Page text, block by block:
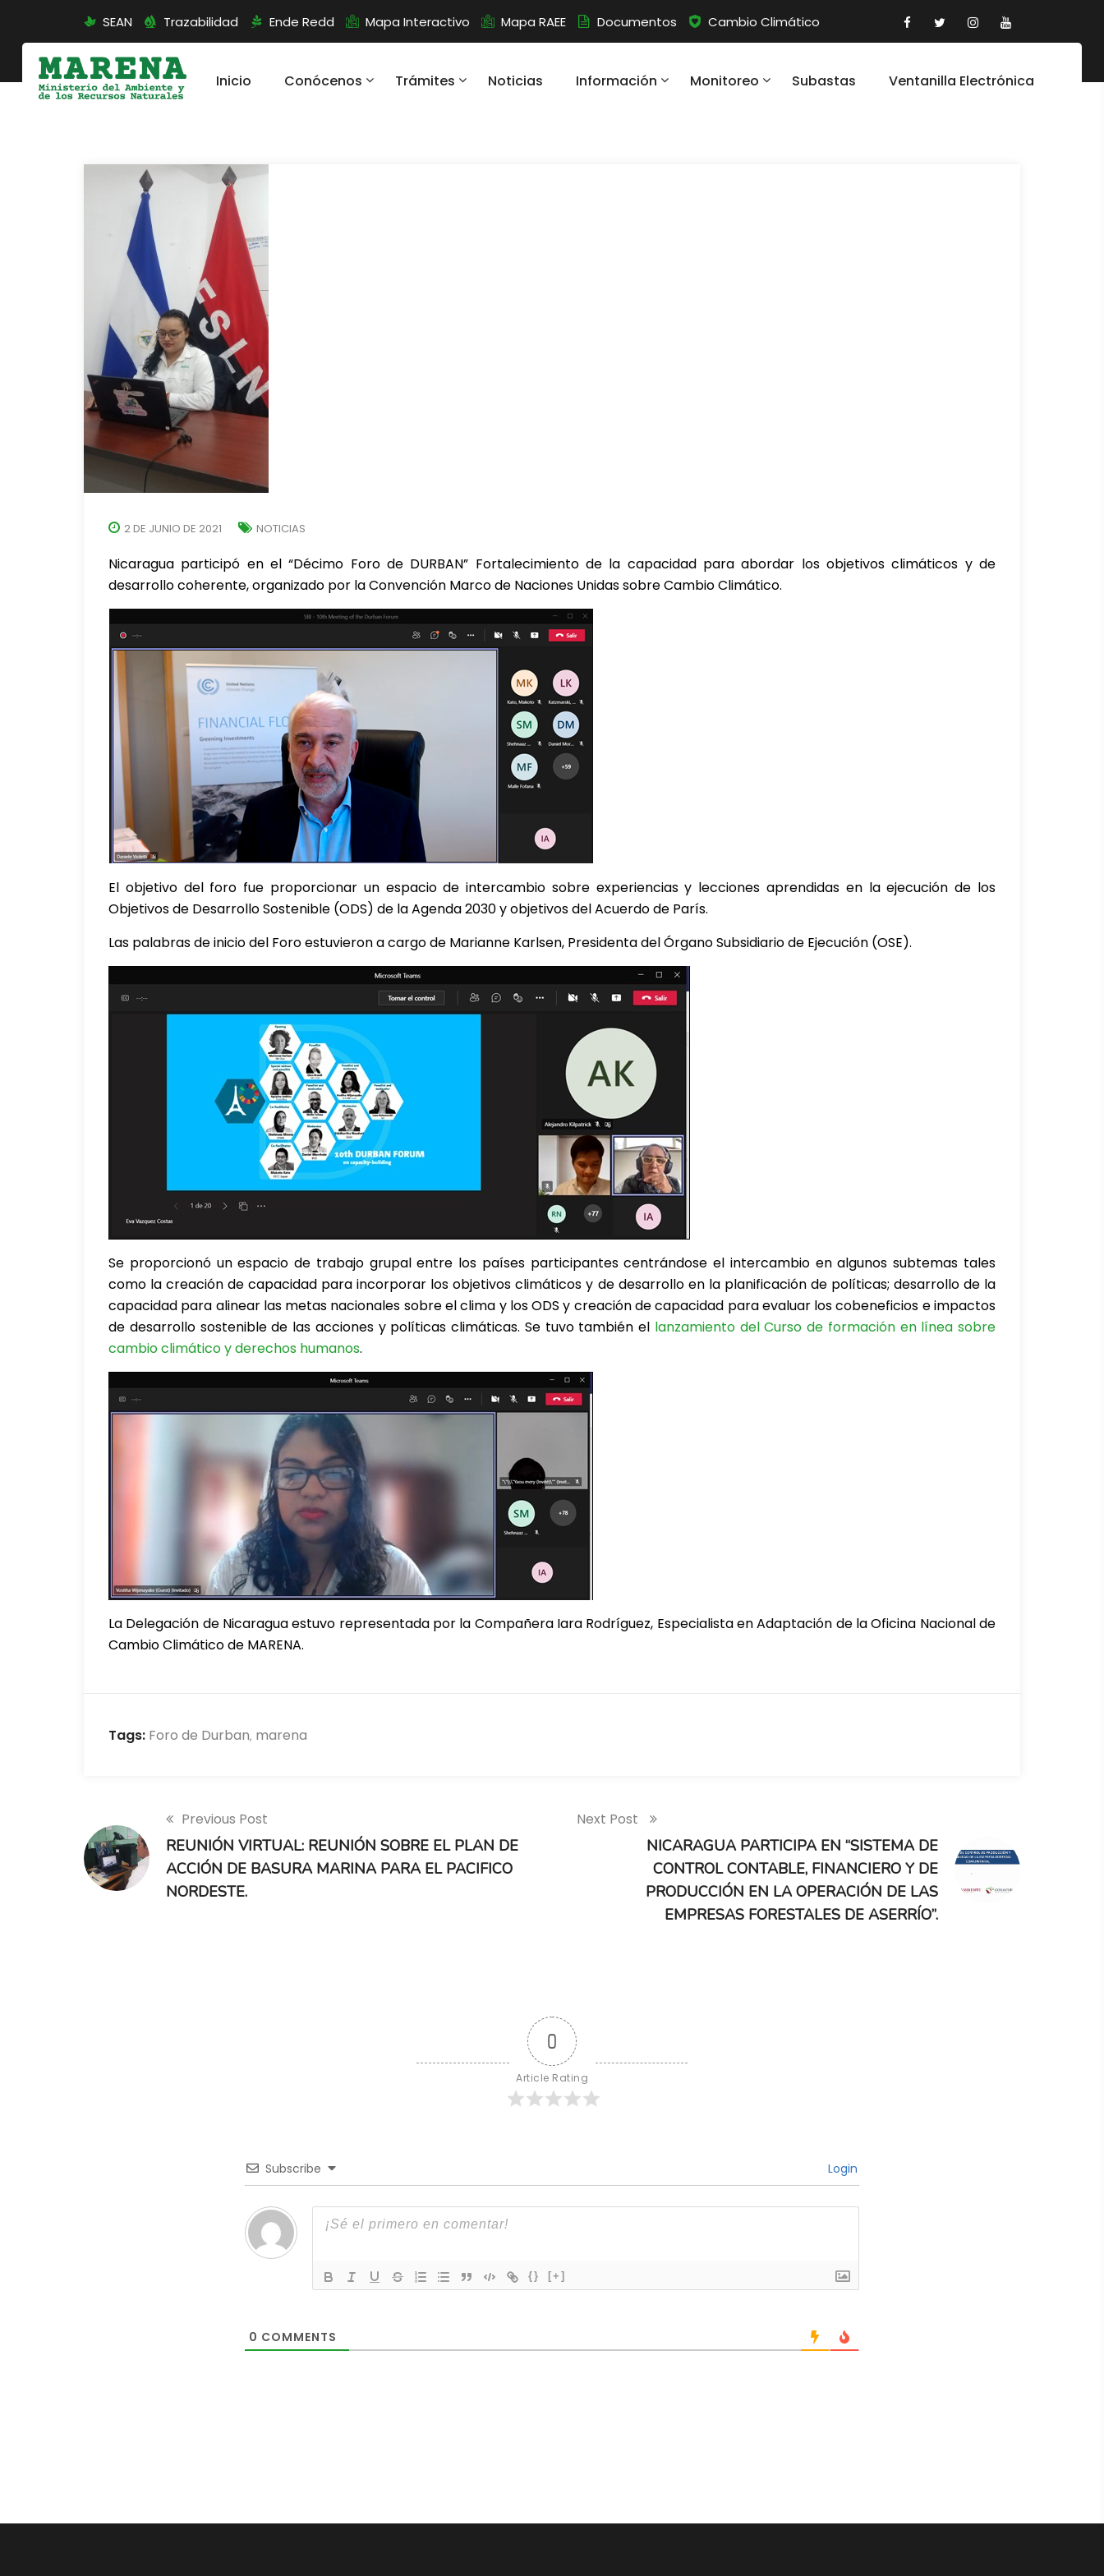
SEAN Trazabilidad Ende Redd Mapa Interactivo Mapa RAEE Documentos Cambio Climático
Inicio Conócenos Trámites Noticias Información Monitoreo Subastas Ventanilla Electrónica
2 DE JUNIO DE 2021 NOTICIAS
Nicaragua participó en el “Décimo Foro de DURBAN” Fortalecimiento de la capacidad para abordar los objetivos climáticos y de
desarrollo coherente, organizado por la Convención Marco de Naciones Unidas sobre Cambio Climático.
El objetivo del foro fue proporcionar un espacio de intercambio sobre experiencias y lecciones aprendidas en la ejecución de los
Objetivos de Desarrollo Sostenible (ODS) de la Agenda 2030 y objetivos del Acuerdo de París.
Las palabras de inicio del Foro estuvieron a cargo de Marianne Karlsen, Presidenta del Órgano Subsidiario de Ejecución (OSE).
Se proporcionó un espacio de trabajo grupal entre los países participantes centrándose el intercambio en algunos subtemas tales
como la creación de capacidad para incorporar los objetivos climáticos y de desarrollo en la planificación de políticas; desarrollo de la
capacidad para alinear las metas nacionales sobre el clima y los ODS y creación de capacidad para evaluar los cobeneficios e impactos
de desarrollo sostenible de las acciones y políticas climáticas. Se tuvo también el lanzamiento del Curso de formación en línea sobre
cambio climático y derechos humanos.
La Delegación de Nicaragua estuvo representada por la Compañera Iara Rodríguez, Especialista en Adaptación de la Oficina Nacional de
Cambio Climático de MARENA.
Tags: Foro de Durban, marena
Previous Post
REUNIÓN VIRTUAL: REUNIÓN SOBRE EL PLAN DE
ACCIÓN DE BASURA MARINA PARA EL PACIFICO
NORDESTE.
Next Post
NICARAGUA PARTICIPA EN “SISTEMA DE
CONTROL CONTABLE, FINANCIERO Y DE
PRODUCCIÓN EN LA OPERACIÓN DE LAS
EMPRESAS FORESTALES DE ASERRÍO”.
0
Article Rating
Subscribe Login
{} [+]
0 COMMENTS